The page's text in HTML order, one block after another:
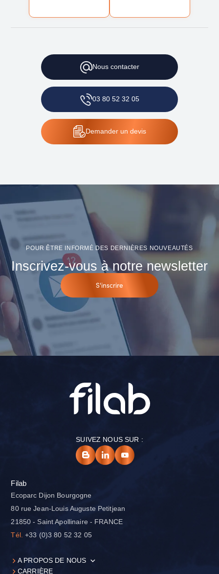
Nouscontacter
03 80 52 32 05
Demanderun devis
POUR ÊTRE INFORMÉ DES DERNIÈRES NOUVEAUTÉS
Inscrivez-vous à notre newsletter
S'inscrire
SUIVEZ NOUS SUR :
Filab
Ecoparc Dijon Bourgogne
80 rue Jean-Louis Auguste Petitjean
21850 - Saint Apollinaire - FRANCE
Tél. +33 (0)3 80 52 32 05
A PROPOS DE NOUS
CARRIÈRE